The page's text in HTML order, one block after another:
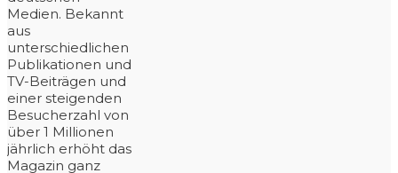
Medien. Bekannt
aus
unterschiedlichen
Publikationen und
TV-Beiträgen und
einer steigenden
Besucherzahl von
über 1 Millionen
jährlich erhöht das
Magazin ganz